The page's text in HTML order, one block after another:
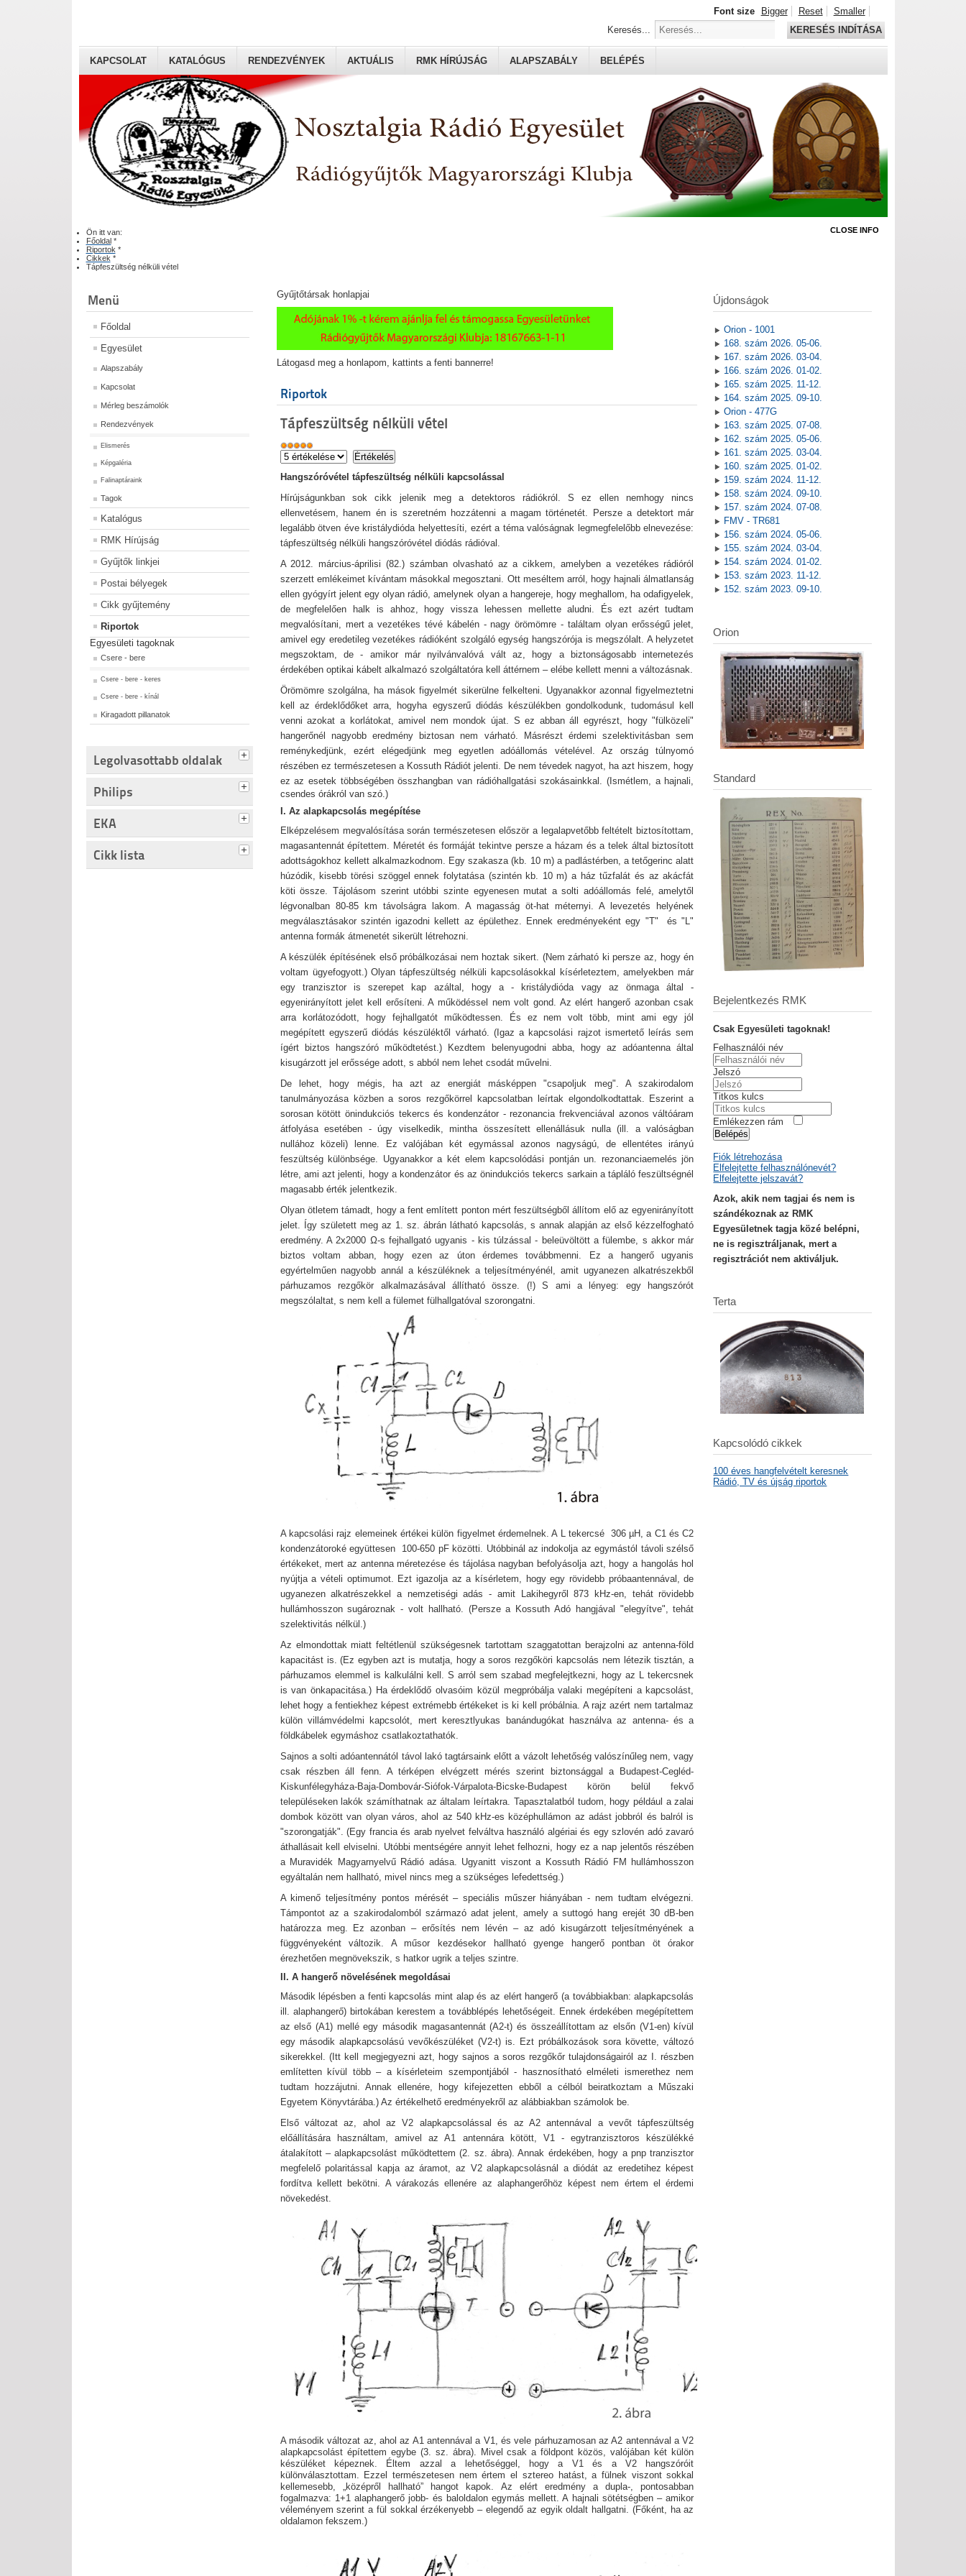
Rádiógyűjtők Magyaroszági Klubja
KAPCSOLAT KATALÓGUS RENDEZVÉNYEK AKTUÁLIS RMK HÍRÚJSÁG ALAPSZABÁLY BELÉPÉS
Font size Bigger Reset
Smaller
Keresés...
KERESÉS INDÍTÁSA
Ön itt van:
Főoldal *
Riportok *
Cikkek *
Tápfeszültség nélküli vétel
Menü
Főoldal
Egyesület
Alapszabály
Kapcsolat
Mérleg beszámolók
Rendezvények
Elismerés
Képgaléria
Falinaptáraink
Tagok
Katalógus
RMK Hírújság
Gyűjtők linkjei
Postai bélyegek
Cikk gyűjtemény
Riportok
Egyesületi tagoknak
Csere - bere
Csere - bere - keres
Csere - bere - kínál
Kiragadott pillanatok
Legolvasottabb oldalak
Philips
EKA
Cikk lista
Gyűjtőtársak honlapjai
Látogasd meg a honlapom, kattints a fenti bannerre!
Riportok
Tápfeszültség nélküli vétel
Hangszóróvétel tápfeszültség nélküli kapcsolással
Hírújságunkban sok cikk jelenik meg a detektoros rádiókról. S ez ellen nemhogy nincs
ellenvetésem, hanem én is szeretném hozzátenni a magam történetét. Persze a detektort már
legalább ötven éve kristálydióda helyettesíti, ezért a téma valóságnak legmegfelelőbb elnevezése:
tápfeszültség nélküli hangszóróvétel diódás rádióval.
A 2012. március-áprilisi (82.) számban olvasható az a cikkem, amelyben a vezetékes rádióról
szerzett emlékeimet kívántam másokkal megosztani. Ott meséltem arról, hogy hajnali álmatlanság
ellen gyógyírt jelent egy olyan rádió, amelynek olyan a hangereje, hogy meghallom, ha odafigyelek,
de megfelelően halk is ahhoz, hogy vissza lehessen mellette aludni. És ezt azért tudtam
megvalósítani, mert a vezetékes tévé kábelén - nagy örömömre - találtam olyan erősségű jelet,
amivel egy eredetileg vezetékes rádióként szolgáló egység hangszórója is megszólalt. A helyzetet
megszoktam, de - amikor már nyilvánvalóvá vált az, hogy a biztonságosabb internetezés
érdekében optikai kábelt alkalmazó szolgáltatóra kell áttérnem – elébe kellett menni a változásnak.
Örömömre szolgálna, ha mások figyelmét sikerülne felkelteni. Ugyanakkor azonnal figyelmeztetni
kell az érdeklődőket arra, hogyha egyszerű diódás készülékben gondolkodunk, tudomásul kell
venni azokat a korlátokat, amivel nem mondok újat. S ez abban áll egyrészt, hogy "fülközeli"
hangerőnél nagyobb eredmény biztosan nem várható. Másrészt érdemi szelektivitásban sem
reménykedjünk, ezért elégedjünk meg egyetlen adóállomás vételével. Az ország túlnyomó
részében ez természetesen a Kossuth Rádiót jelenti. De nem tévedek nagyot, ha azt hiszem, hogy
ez az esetek többségében összhangban van rádióhallgatási szokásainkkal. (Ismétlem, a hajnali,
csendes órákról van szó.)
I. Az alapkapcsolás megépítése
Elképzelésem megvalósítása során természetesen először a legalapvetőbb feltételt biztosítottam,
magasantennát építettem. Méretét és formáját tekintve persze a házam és a telek által biztosított
adottságokhoz kellett alkalmazkodnom. Egy szakasza (kb. 10 m) a padlástérben, a tetőgerinc alatt
húzódik, kisebb törési szöggel ennek folytatása (szintén kb. 10 m) a ház tűzfalát és az akácfát
köti össze. Tájolásom szerint utóbbi szinte egyenesen mutat a solti adóállomás felé, amelytől
légvonalban 80-85 km távolságra lakom. A magasság öt-hat méternyi. A levezetés helyének
megválasztásakor szintén igazodni kellett az épülethez. Ennek eredményeként egy "T" és "L"
antenna formák átmenetét sikerült létrehozni.
A készülék építésének első próbálkozásai nem hoztak sikert. (Nem zárható ki persze az, hogy én
voltam ügyefogyott.) Olyan tápfeszültség nélküli kapcsolásokkal kísérleteztem, amelyekben már
egy tranzisztor is szerepet kap azáltal, hogy a - kristálydióda vagy az önmaga által -
egyenirányított jelet kell erősíteni. A működéssel nem volt gond. Az elért hangerő azonban csak
arra korlátozódott, hogy fejhallgatót működtessen. És ez nem volt több, mint ami egy jól
megépített egyszerű diódás készüléktől várható. (Igaz a kapcsolási rajzot ismertető leírás sem
ígért biztos hangszóró működtetést.) Kezdtem belenyugodni abba, hogy az adóantenna által
kisugárzott jel erőssége adott, s abból nem lehet csodát művelni.
De lehet, hogy mégis, ha azt az energiát másképpen "csapoljuk meg". A szakirodalom
tanulmányozása közben a soros rezgőkörrel kapcsolatban leírtak elgondolkodtattak. Eszerint a
sorosan kötött önindukciós tekercs és kondenzátor - rezonancia frekvenciával azonos váltóáram
átfolyása esetében - úgy viselkedik, mintha összesített ellenállásuk nulla (ill. a valóságban
nullához közeli) lenne. Ez valójában két egymással azonos nagyságú, de ellentétes irányú
feszültség különbsége. Ugyanakkor a két elem kapcsolódási pontján un. rezonanciaemelés jön
létre, ami azt jelenti, hogy a kondenzátor és az önindukciós tekercs sarkain a tápláló feszültségnél
magasabb érték jelentkezik.
Olyan ötletem támadt, hogy a fent említett ponton mért feszültségből állítom elő az egyenirányított
jelet. Így született meg az 1. sz. ábrán látható kapcsolás, s annak alapján az első kézzelfogható
eredmény. A 2x2000 Ω-s fejhallgató ugyanis - kis túlzással - beleüvöltött a fülembe, s akkor már
biztos voltam abban, hogy ezen az úton érdemes továbbmenni. Ez a hangerő ugyanis
egyértelműen nagyobb annál a készüléknek a teljesítményénél, amit ugyanezen alkatrészekből
párhuzamos rezgőkör alkalmazásával állítható össze. (!) S ami a lényeg: egy hangszórót
megszólaltat, s nem kell a fülemet fülhallgatóval szorongatni.
A kapcsolási rajz elemeinek értékei külön figyelmet érdemelnek. A L tekercsé 306 µH, a C1 és C2
kondenzátoroké együttesen 100-650 pF közötti. Utóbbinál az indokolja az egymástól távoli szélső
értékeket, mert az antenna méretezése és tájolása nagyban befolyásolja azt, hogy a hangolás hol
nyújtja a vételi optimumot. Ezt igazolja az a kísérletem, hogy egy rövidebb próbaantennával, de
ugyanezen alkatrészekkel a nemzetiségi adás - amit Lakihegyről 873 kHz-en, tehát rövidebb
hullámhosszon sugároznak - volt hallható. (Persze a Kossuth Adó hangjával "elegyítve", tehát
szelektivitás nélkül.)
Az elmondottak miatt feltétlenül szükségesnek tartottam szaggatottan berajzolni az antenna-föld
kapacitást is. (Ez egyben azt is mutatja, hogy a soros rezgőköri kapcsolás nem létezik tisztán, a
párhuzamos elemmel is kalkulálni kell. S arról sem szabad megfelejtkezni, hogy az L tekercsnek
is van önkapacitása.) Ha érdeklődő olvasóim közül megpróbálja valaki megépíteni a kapcsolást,
lehet hogy a fentiekhez képest extrémebb értékeket is ki kell próbálnia. A rajz azért nem tartalmaz
külön villámvédelmi kapcsolót, mert keresztlyukas banándugókat használva az antenna- és a
földkábelek egymáshoz csatlakoztathatók.
Sajnos a solti adóantennától távol lakó tagtársaink előtt a vázolt lehetőség valószínűleg nem, vagy
csak részben áll fenn. A térképen elvégzett mérés szerint biztonsággal a Budapest-Cegléd-
Kiskunfélegyháza-Baja-Dombovár-Siófok-Várpalota-Bicske-Budapest körön belül fekvő
településeken lakók számíthatnak az általam leírtakra. Tapasztalatból tudom, hogy például a zalai
dombok között van olyan város, ahol az 540 kHz-es középhullámon az adást jobbról és balról is
"szorongatják". (Egy francia és arab nyelvet felváltva használó algériai és egy szlovén adó zavaró
áthallásait kell elviselni. Utóbbi mentségére annyit lehet felhozni, hogy ez a nap jelentős részében
a Muravidék Magyarnyelvű Rádió adása. Ugyanitt viszont a Kossuth Rádió FM hullámhosszon
egyáltalán nem hallható, mivel nincs meg a szükséges lefedettség.)
A kimenő teljesítmény pontos mérését – speciális műszer hiányában - nem tudtam elvégezni.
Támpontot az a szakirodalomból származó adat jelent, amely a suttogó hang erejét 30 dB-ben
határozza meg. Ez azonban – erősítés nem lévén – az adó kisugárzott teljesítményének a
függvényeként változik. A műsor kezdésekor hallható gyenge hangerő pontban öt órakor
érezhetően megnövekszik, s hatkor ugrik a teljes szintre.
II. A hangerő növelésének megoldásai
Második lépésben a fenti kapcsolás mint alap és az elért hangerő (a továbbiakban: alapkapcsolás
ill. alaphangerő) birtokában kerestem a továbblépés lehetőségeit. Ennek érdekében megépítettem
az első (A1) mellé egy második magasantennát (A2-t) és összeállítottam az elsőn (V1-en) kívül
egy második alapkapcsolású vevőkészüléket (V2-t) is. Ezt próbálkozások sora követte, változó
sikerekkel. (Itt kell megjegyezni azt, hogy sajnos a soros rezgőkőr tulajdonságairól az I. részben
említetten kívül több – a kísérleteim szempontjából - hasznosítható elméleti ismerethez nem
tudtam hozzájutni. Annak ellenére, hogy kifejezetten ebből a célból beiratkoztam a Műszaki
Egyetem Könyvtárába.) Az értékelhető eredményekről az alábbiakban számolok be.
Első változat az, ahol az V2 alapkapcsolással és az A2 antennával a vevőt tápfeszültség
előállítására használtam, amivel az A1 antennára kötött, V1 - egytranzisztoros készülékké
átalakított – alapkapcsolást működtettem (2. sz. ábra). Annak érdekében, hogy a pnp tranzisztor
megfelelő polaritással kapja az áramot, az V2 alapkapcsolásnál a diódát az eredetihez képest
fordítva kellett bekötni. A várakozás ellenére az alaphangerőhöz képest nem értem el érdemi
növekedést.
A második változat az, ahol az A1 antennával a V1, és vele párhuzamosan az A2 antennával a V2
alapkapcsolást építettem egybe (3. sz. ábra). Mivel csak a földpont közös, valójában két külön
készüléket képeznek. Éltem azzal a lehetőséggel, hogy a V1 és a V2 hangszóróit
különválasztottam. Ezzel természetesen nem értem el sztereo hatást, a fülnek viszont sokkal
kellemesebb, „középről hallható” hangot kapok. Az elért eredmény a dupla-, pontosabban
fogalmazva: 1+1 alaphangerő jobb- és baloldalon egymás mellett. A hajnali sötétségben – amikor
véleményem szerint a fül sokkal érzékenyebb – elegendő az egyik oldalt hallgatni. (Főként, ha az
oldalamon fekszem.)
CLOSE INFO
Újdonságok
Orion - 1001
168. szám 2026. 05-06.
167. szám 2026. 03-04.
166. szám 2026. 01-02.
165. szám 2025. 11-12.
164. szám 2025. 09-10.
Orion - 477G
163. szám 2025. 07-08.
162. szám 2025. 05-06.
161. szám 2025. 03-04.
160. szám 2025. 01-02.
159. szám 2024. 11-12.
158. szám 2024. 09-10.
157. szám 2024. 07-08.
FMV - TR681
156. szám 2024. 05-06.
155. szám 2024. 03-04.
154. szám 2024. 01-02.
153. szám 2023. 11-12.
152. szám 2023. 09-10.
Orion
Standard
Bejelentkezés RMK
Csak Egyesületi tagoknak!
Felhasználói név
Jelszó
Titkos kulcs
Emlékezzen rám
Belépés
Fiók létrehozása
Elfelejtette felhasználónevét?
Elfelejtette jelszavát?
Azok, akik nem tagjai és nem is
szándékoznak az RMK
Egyesületnek tagja közé belépni,
ne is regisztráljanak, mert a
regisztrációt nem aktiváljuk.
Terta
Kapcsolódó cikkek
100 éves hangfelvételt keresnek
Rádió, TV és újság riportok